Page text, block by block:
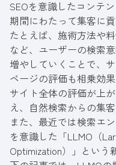
SEOを意識したコンテ
期間にわたって集客に
たとえば、施術方法や
など、ユーザーの検索
増やしていくことで、
ページの評価も相乗効果
サイト全体の評価が上
え、自然検索からの集
また、最近では検索エ
を意識した「LLMO（
Optimization）」という